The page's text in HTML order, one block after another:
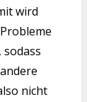
wird
nicht